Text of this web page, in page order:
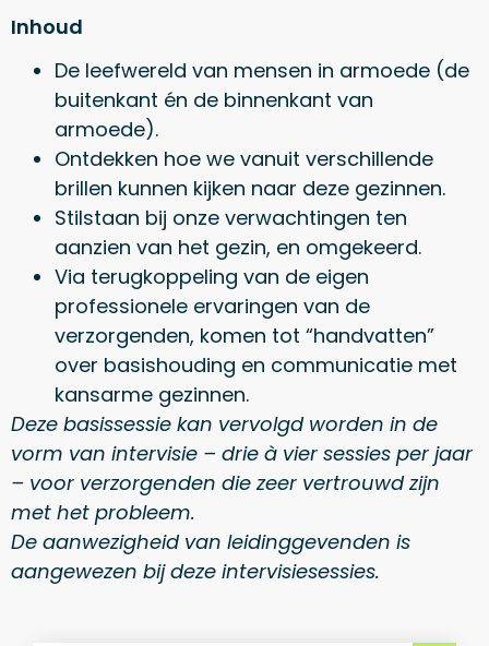
Inhoud
De leefwereld van mensen in armoede (de
buitenkant én de binnenkant van
armoede).
Ontdekken hoe we vanuit verschillende
brillen kunnen kijken naar deze gezinnen.
Stilstaan bij onze verwachtingen ten
aanzien van het gezin, en omgekeerd.
Via terugkoppeling van de eigen
professionele ervaringen van de
verzorgenden, komen tot “handvatten”
over basishouding en communicatie met
kansarme gezinnen.
Deze basissessie kan vervolgd worden in de
vorm van intervisie – drie à vier sessies per jaar
– voor verzorgenden die zeer vertrouwd zijn
met het probleem.
De aanwezigheid van leidinggevenden is
aangewezen bij deze intervisiesessies.